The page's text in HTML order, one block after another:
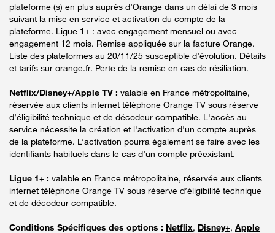
plateforme (s) en plus auprès d’Orange dans un délai de 3 mois
suivant la mise en service et activation du compte de la
plateforme. Ligue 1+ : avec engagement mensuel ou avec
engagement 12 mois. Remise appliquée sur la facture Orange.
Liste des plateformes au 20/11/25 susceptible d’évolution. Détails
et tarifs sur orange.fr. Perte de la remise en cas de résiliation.
Netflix/Disney+/Apple TV : valable en France métropolitaine,
réservée aux clients internet téléphone Orange TV sous réserve
d’éligibilité technique et de décodeur compatible. L'accès au
service nécessite la création et l'activation d'un compte auprès
de la plateforme. L’activation pourra également se faire avec les
identifiants habituels dans le cas d’un compte préexistant.
Ligue 1+ : valable en France métropolitaine, réservée aux clients
internet téléphone Orange TV sous réserve d’éligibilité technique
et de décodeur compatible.
Conditions Spécifiques des options : Netflix, Disney+, Apple